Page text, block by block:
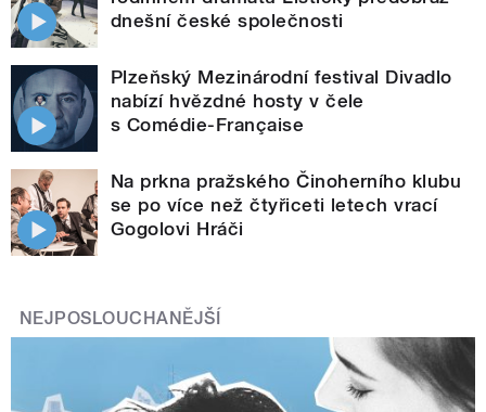
dnešní české společnosti
Plzeňský Mezinárodní festival Divadlo
nabízí hvězdné hosty v čele
s Comédie-Française
Na prkna pražského Činoherního klubu
se po více než čtyřiceti letech vrací
Gogolovi Hráči
NEJPOSLOUCHANĚJŠÍ